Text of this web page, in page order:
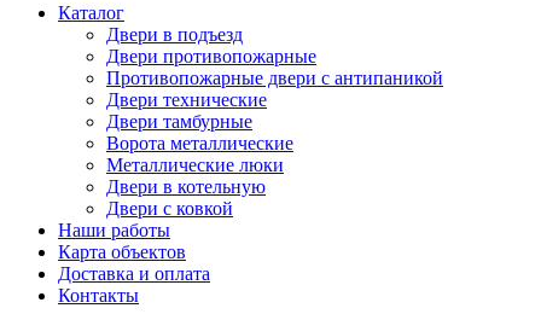
Каталог
Двери в подъезд
Двери противопожарные
Противопожарные двери с антипаникой
Двери технические
Двери тамбурные
Ворота металлические
Металлические люки
Двери в котельную
Двери с ковкой
Наши работы
Карта объектов
Доставка и оплата
Контакты